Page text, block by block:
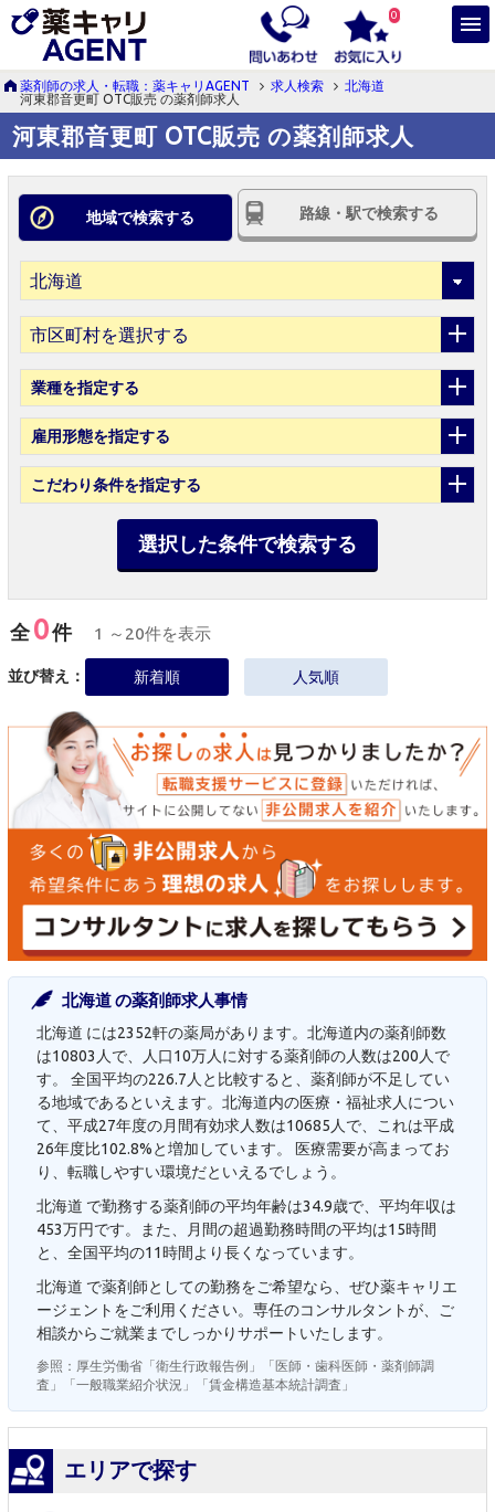
0
薬剤師の求人・転職：薬キャリAGENT 求人検索
北海道
河東郡音更町 OTC販売 の薬剤師求人
河東郡音更町 OTC販売 の薬剤師求人
地域で検索する 路線・駅で検索する
市区町村を選択する
業種を指定する
雇用形態を指定する
こだわり条件を指定する
選択した条件で検索する
全0件 1 ～20件を表示
並び替え： 新着順 人気順
北海道 の薬剤師求人事情
北海道 には2352軒の薬局があります。北海道内の薬剤師数
は10803人で、人口10万人に対する薬剤師の人数は200人で
す。 全国平均の226.7人と比較すると、薬剤師が不足してい
る地域であるといえます。北海道内の医療・福祉求人につい
て、平成27年度の月間有効求人数は10685人で、これは平成
26年度比102.8%と増加しています。 医療需要が高まってお
り、転職しやすい環境だといえるでしょう。
北海道 で勤務する薬剤師の平均年齢は34.9歳で、平均年収は
453万円です。また、月間の超過勤務時間の平均は15時間
と、全国平均の11時間より長くなっています。
北海道 で薬剤師としての勤務をご希望なら、ぜひ薬キャリエ
ージェントをご利用ください。専任のコンサルタントが、ご
相談からご就業までしっかりサポートいたします。
参照：厚生労働省「衛生行政報告例」「医師・歯科医師・薬剤師調
査」「一般職業紹介状況」「賃金構造基本統計調査」
エリアで探す